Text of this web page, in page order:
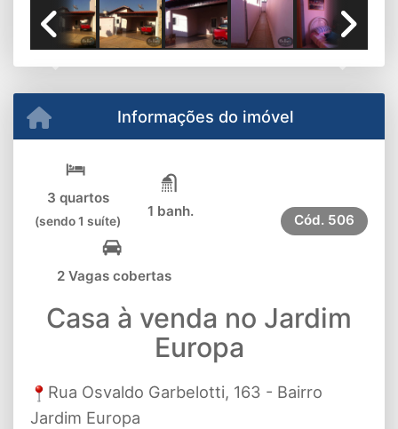
Informações do imóvel
3 quartos
(sendo 1 suíte)
1 banh.
2 Vagas cobertas
Cód. 506
Casa à venda no Jardim
Europa
Rua Osvaldo Garbelotti, 163 - Bairro
Jardim Europa